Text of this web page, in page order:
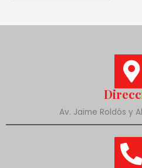
Av. Jaime Roldós y